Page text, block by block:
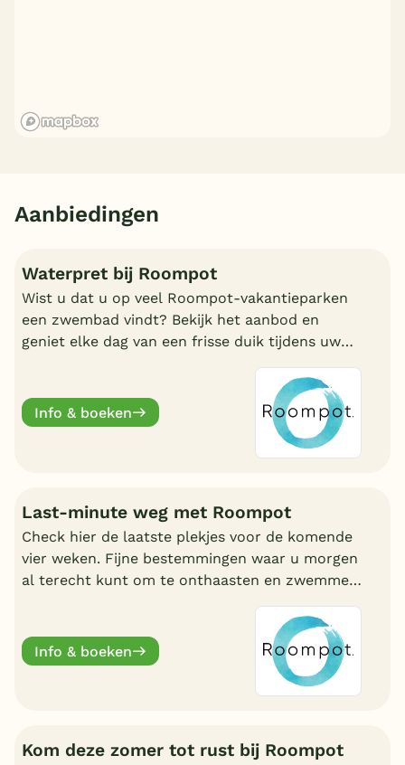
Aanbiedingen
Waterpret bij Roompot
Wist u dat u op veel Roompot-vakantieparken
een zwembad vindt? Bekijk het aanbod en
geniet elke dag van een frisse duik tijdens uw
Info & boeken
Last-minute weg met Roompot
Check hier de laatste plekjes voor de komende
vier weken. Fijne bestemmingen waar u morgen
al terecht kunt om te onthaasten en zwemmen.
Info & boeken
Kom deze zomer tot rust bij Roompot